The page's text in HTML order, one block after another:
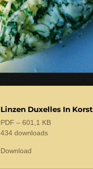
Linzen Duxelles In Korst
PDF – 601,1 KB
434 downloads
Download